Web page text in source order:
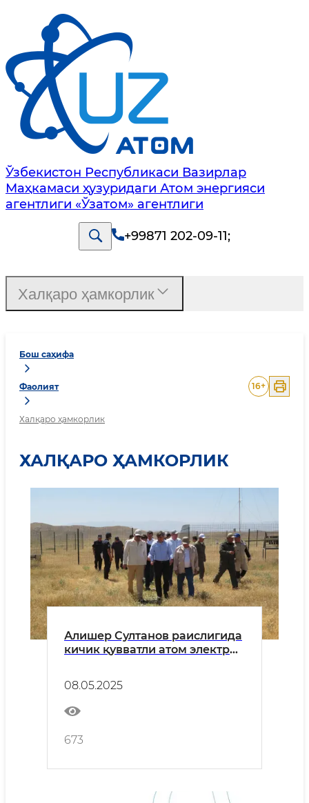
Ўзбекистон Республикаси Вазирлар
Маҳкамаси ҳузуридаги Атом энергияси
агентлиги «Ўзатом» агентлиги
+99871 202-09-11;
Бош саҳифа
Фаолият
Халқаро ҳамкорлик
16+
ХАЛҚАРО ҲАМКОРЛИК
Алишер Султанов раислигида
кичик қувватли атом электр
оширишга бағишланган
оператив штаб ва илмий-
техник кенгашнинг қўшма
йиғилиши бўлиб ўтди
08.05.2025
673
Халқаро ҳамкорлик